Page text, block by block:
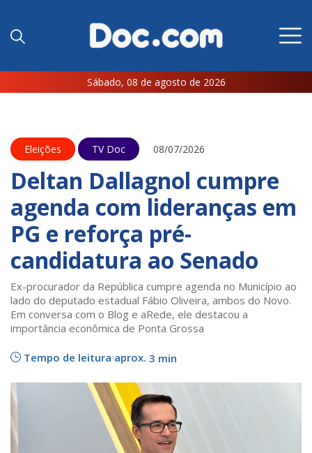
Sábado, 08 de agosto de 2026
Eleições TV Doc 08/07/2026
Deltan Dallagnol cumpre
agenda com lideranças em
PG e reforça pré-
candidatura ao Senado
Ex-procurador da República cumpre agenda no Município ao
lado do deputado estadual Fábio Oliveira, ambos do Novo.
Em conversa com o Blog e aRede, ele destacou a
importância econômica de Ponta Grossa
Tempo de leitura aprox. 3 min